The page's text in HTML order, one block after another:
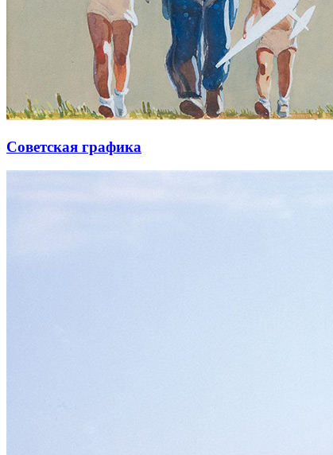
Советская графика